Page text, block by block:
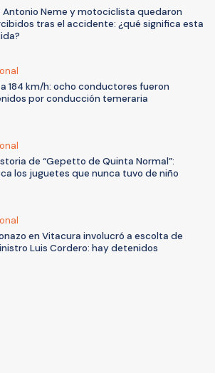
Antonio Neme y motociclista quedaron
tras el accidente: ¿qué significa esta
184 km/h: ocho conductores fueron
por conducción temeraria
de “Gepetto de Quinta Normal”:
los juguetes que nunca tuvo de niño
en Vitacura involucró a escolta de
Luis Cordero: hay detenidos